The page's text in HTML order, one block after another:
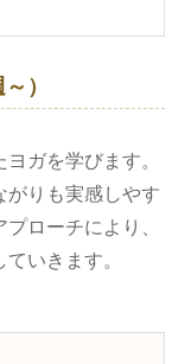
）
ガを学びます。
がりも実感しやす
ローチにより、
いきます。